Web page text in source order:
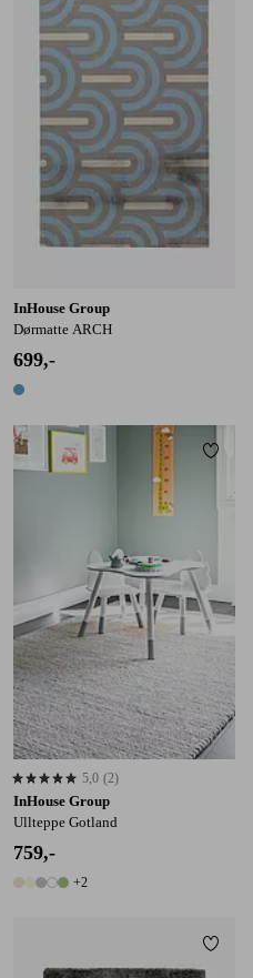
InHouse Group
Dørmatte ARCH
699,-
1 farge
til favoritter
InHouse Group
Ullteppe Gotland
759,-
7 farger
+2
5,0 basert på 2 karaktergivninger
5,0 (2)
til favoritter